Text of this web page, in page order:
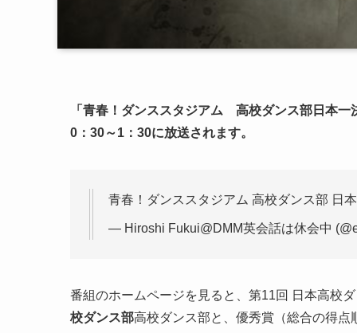
「青春！ダンススタジアム 高校ダンス部日本
0：30～1：30に放送されます。
青春！ダンススタジアム 高校ダンス部 日
— Hiroshi Fukui@DMM英会話は休会中
番組のホームページを見ると、第11回 日本高校
校ダンス部高校ダンス部と、優秀賞（総合の得点